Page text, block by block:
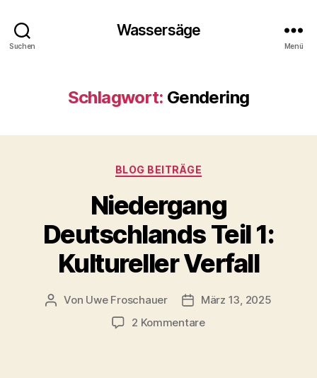
Suchen
Wassersäge
Menü
Schlagwort: Gendering
Kategorien
BLOG BEITRÄGE
Niedergang
Deutschlands Teil 1:
Kultureller Verfall
Beitragsautor
Von Uwe Froschauer Beitragsdatum
März 13, 2025
2 Kommentarezu